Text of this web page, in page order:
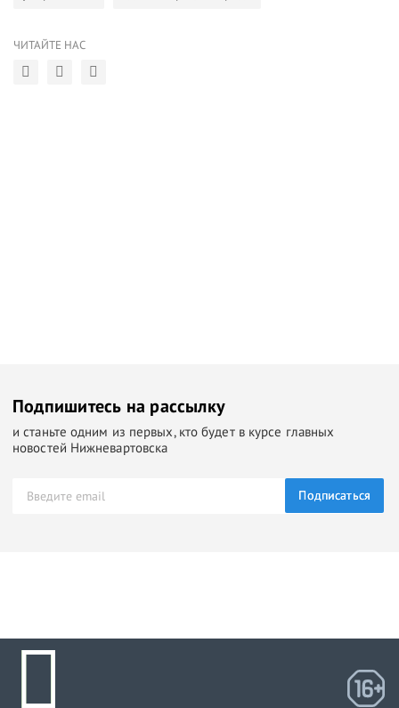
ЧИТАЙТЕ НАС
Подпишитесь на рассылку
и станьте одним из первых, кто будет в курсе главных
новостей Нижневартовска
Подписаться